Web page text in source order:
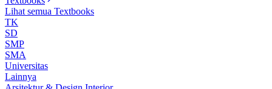
Lihat semua Textbooks
TK
SD
SMP
SMA
Universitas
Lainnya